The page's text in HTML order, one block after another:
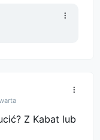
Z Kabat lub